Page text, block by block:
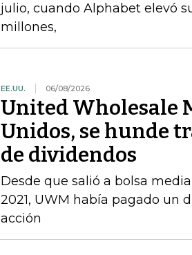
julio, cuando Alphabet elevó
millones,
EE.UU. 06/08/2026
United Wholesale
Unidos, se hunde
de dividendos
Desde que salió a bolsa
2021, UWM había pagado un
acción